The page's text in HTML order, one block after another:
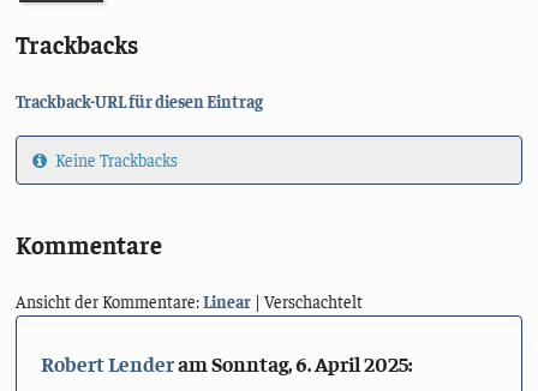
Trackbacks
Trackback-URL für diesen Eintrag
Keine Trackbacks
Kommentare
Ansicht der Kommentare:Linear | Verschachtelt
Robert LenderamSonntag, 6. April 2025: